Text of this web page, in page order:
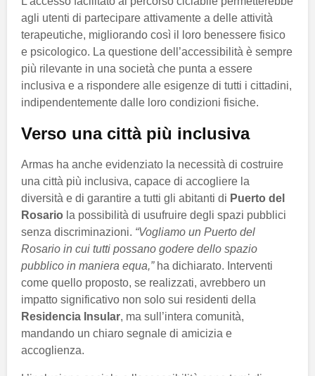
agli utenti di partecipare attivamente a delle attività
terapeutiche, migliorando così il loro benessere fisico
e psicologico. La questione dell’accessibilità è sempre
più rilevante in una società che punta a essere
inclusiva e a rispondere alle esigenze di tutti i cittadini,
indipendentemente dalle loro condizioni fisiche.
Verso una città più inclusiva
Armas ha anche evidenziato la necessità di costruire
una città più inclusiva, capace di accogliere la
diversità e di garantire a tutti gli abitanti di Puerto del
Rosario la possibilità di usufruire degli spazi pubblici
senza discriminazioni. “Vogliamo un Puerto del
Rosario in cui tutti possano godere dello spazio
pubblico in maniera equa,”ha dichiarato. Interventi
come quello proposto, se realizzati, avrebbero un
impatto significativo non solo sui residenti della
Residencia Insular, ma sull’intera comunità,
mandando un chiaro segnale di amicizia e
accoglienza.